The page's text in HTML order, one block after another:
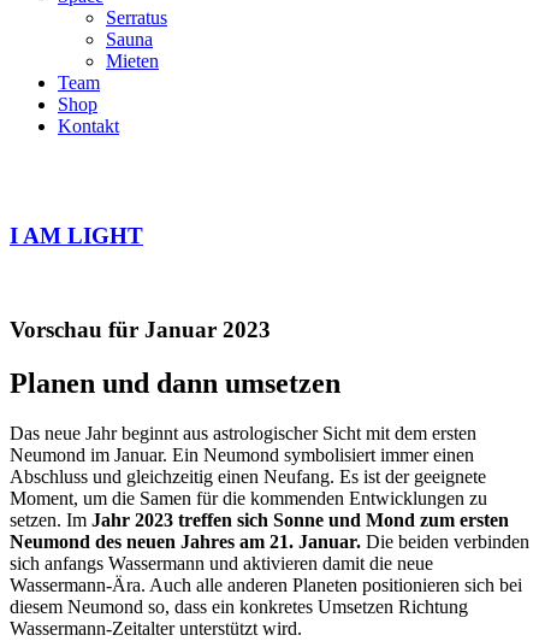
Serratus
Sauna
Mieten
Team
Shop
Kontakt
I AM LIGHT
Vorschau für Januar 2023
Planen und dann umsetzen
Das neue Jahr beginnt aus astrologischer Sicht mit dem ersten
Neumond im Januar. Ein Neumond symbolisiert immer einen
Abschluss und gleichzeitig einen Neufang. Es ist der geeignete
Moment, um die Samen für die kommenden Entwicklungen zu
setzen. Im Jahr 2023 treffen sich Sonne und Mond zum ersten
Neumond des neuen Jahres am 21. Januar. Die beiden verbinden
sich anfangs Wassermann und aktivieren damit die neue
Wassermann-Ära. Auch alle anderen Planeten positionieren sich bei
diesem Neumond so, dass ein konkretes Umsetzen Richtung
Wassermann-Zeitalter unterstützt wird.